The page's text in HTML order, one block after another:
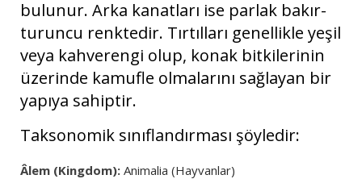
bulunur. Arka kanatları ise parlak bakır-
turuncu renktedir. Tırtılları genellikle yeşil
veya kahverengi olup, konak bitkilerinin
üzerinde kamufle olmalarını sağlayan bir
yapıya sahiptir.
Taksonomik sınıflandırması şöyledir:
Âlem (Kingdom): Animalia (Hayvanlar)